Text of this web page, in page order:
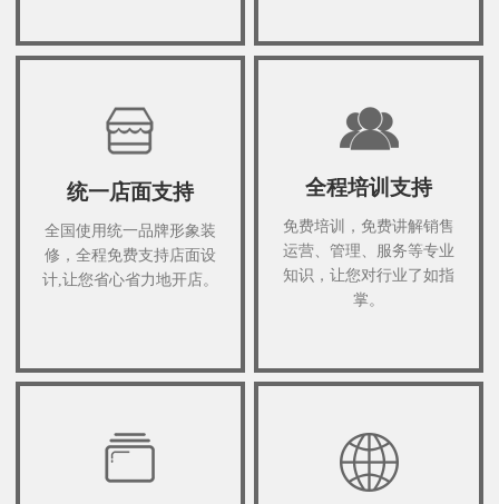
统一店面支持
全国使用统一品牌形象装
修，全程免费支持店面设
计,让您省心省力地开店。
全程培训支持
免费培训，免费讲解销售
运营、管理、服务等专业
知识，让您对行业了如指
掌。